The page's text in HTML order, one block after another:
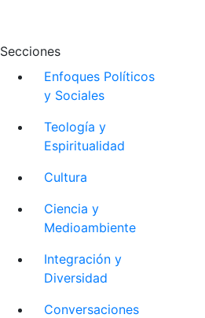
Secciones
Enfoques Políticos
y Sociales
Teología y
Espiritualidad
Cultura
Ciencia y
Medioambiente
Integración y
Diversidad
Conversaciones